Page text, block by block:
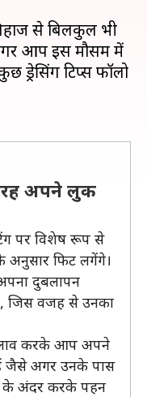
से बिलकुल भी
आप इस मौसम में
ड्रेसिंग टिप्स फॉलो
अपने लुक
पर विशेष रूप से
अनुसार फिट लगेंगे।
दुबलापन
जिस वजह से उनका
करके आप अपने
जैसे अगर उनके पास
के अंदर करके पहन